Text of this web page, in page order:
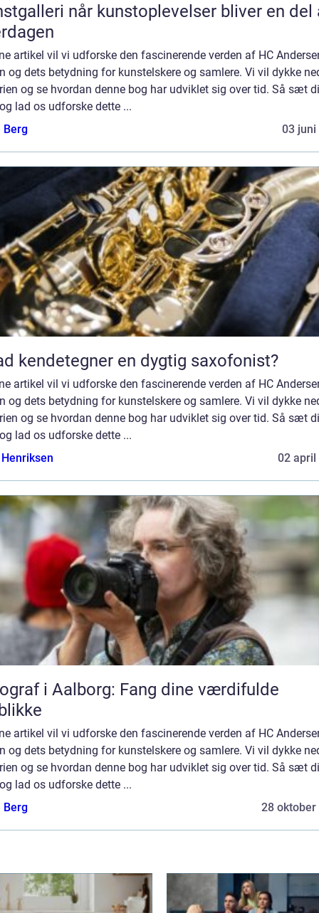
kunstoplevelser bliver en del af
artikel vil vi udforske den fascinerende verden af HC
og dets betydning for kunstelskere og samlere. Vi vil dykke
og se hvordan denne bog har udviklet sig over tid. Så sæt
lad os udforske dette ...
Berg
03 juni
kendetegner en dygtig saxofonist?
artikel vil vi udforske den fascinerende verden af HC
og dets betydning for kunstelskere og samlere. Vi vil dykke
og se hvordan denne bog har udviklet sig over tid. Så sæt
lad os udforske dette ...
02 april
i Aalborg: Fang dine værdifulde
artikel vil vi udforske den fascinerende verden af HC
og dets betydning for kunstelskere og samlere. Vi vil dykke
og se hvordan denne bog har udviklet sig over tid. Så sæt
lad os udforske dette ...
Berg
28 oktober